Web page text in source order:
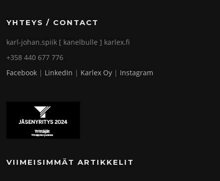
YHTEYS / CONTACT
karl-johan.spiik [ kanelbulle ] karlex.fi
+358 440 677 776
Facebook | LinkedIn | Karlex Oy | Instagram
VIIMEISIMMÄT ARTIKKELIT